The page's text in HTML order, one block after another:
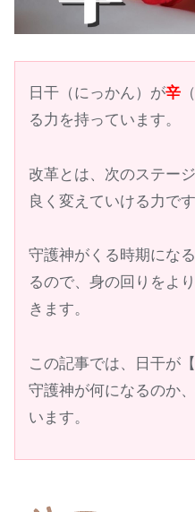
日干（にっかん）が辛
る力を持っています。
改革とは、次のステー
良く変えていける力です
守護神がくる時期にな
るので、身の回りをよ
きます。
この記事では、日干が
守護神が何になるのか、
います。